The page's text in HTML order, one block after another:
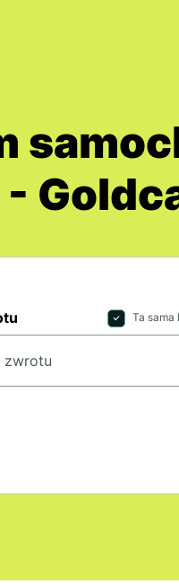
Ta